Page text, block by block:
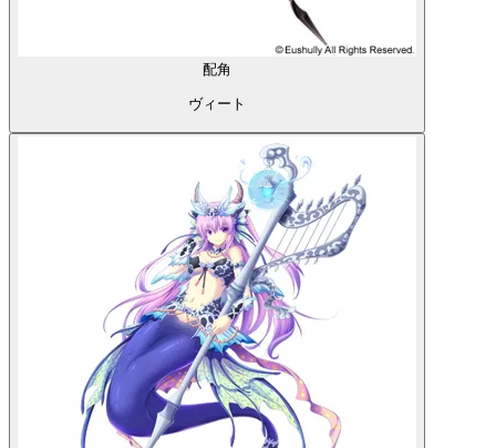
配角
ヴィート